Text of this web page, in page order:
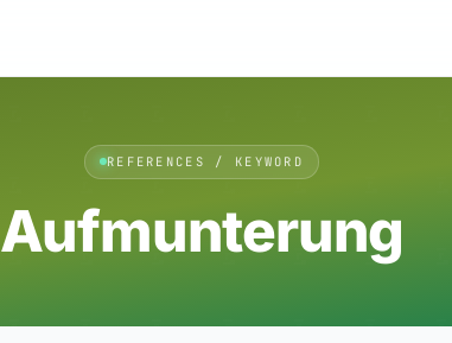
REFERENCES / KEYWORD
Aufmunterung